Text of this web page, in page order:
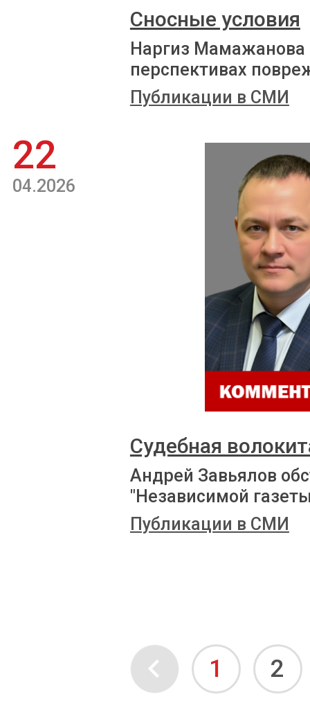
Сносные условия
Наргиз Мамажанова
перспективах
Публикации в СМИ
22
04.2026
Судебная
Андрей Завьялов
"Независимой
Публикации в СМИ
1 2